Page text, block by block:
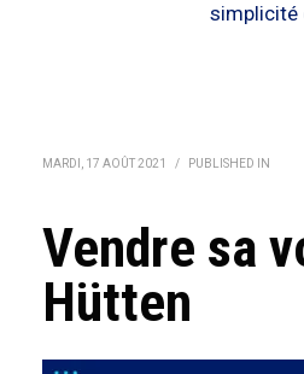
simplicité
MARDI, 17 AOÛT 2021 / PUBLISHED IN
Vendre sa
Hütten